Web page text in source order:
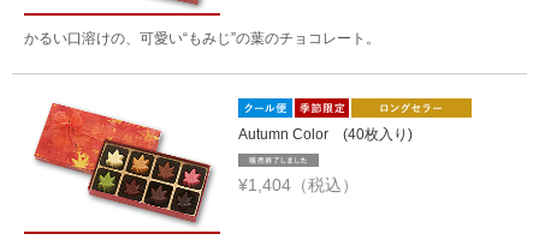
かるい口溶けの、可愛い“もみじ”の葉のチョコレート。
Autumn Color (40枚入り)
¥1,404（税込）